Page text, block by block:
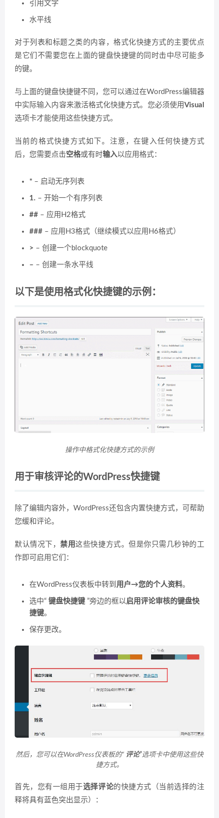
引用文字
水平线
对于列表和标题之类的内容，格式化快捷方式的主要优点
是它们不需要您在上面的键盘快捷键的同时击中尽可能多
的键。
与上面的键盘快捷键不同，您可以通过在WordPress编辑器
中实际输入内容来激活格式化快捷方式。您必须使用Visual
选项卡才能使用这些快捷方式。
当前的格式快捷方式如下。注意，在键入任何快捷方式
后，您需要点击空格或有时输入以应用格式：
* – 启动无序列表
1. – 开始一个有序列表
## – 应用H2格式
### – 应用H3格式（继续模式以应用H6格式）
> – 创建一个blockquote
– – 创建一条水平线
以下是使用格式化快捷键的示例：
操作中格式化快捷方式的示例
用于审核评论的WordPress快捷键
除了编辑内容外，WordPress还包含内置快捷方式，可帮助
您缓和评论。
默认情况下，禁用这些快捷方式。但是你只需几秒钟的工
作即可启用它们：
在WordPress仪表板中转到 用户→您的个人资料。
选中“ 键盘快捷键 ”旁边的框以 启用评论审核的键盘快
捷键。
保存更改。
然后，您可以在WordPress仪表板的“ 评论”选项卡中使用这些快
捷方式。
首先，您有一组用于选择评论的快捷方式（当前选择的注
释将具有蓝色突出显示）：